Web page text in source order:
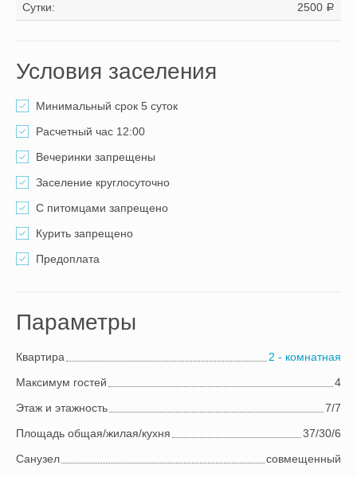
Сутки: 2500 a
Условия заселения
Минимальный срок 5 суток
Расчетный час 12:00
Вечеринки запрещены
Заселение круглосуточно
С питомцами запрещено
Курить запрещено
Предоплата
Параметры
Квартира
2 - комнатная
Максимум гостей
4
Этаж и этажность
7/7
Площадь общая/жилая/кухня
37/30/6
Cанузел
совмещенный